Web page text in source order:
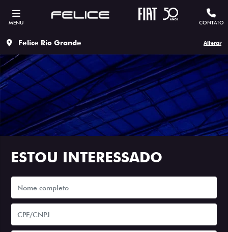
MENU CONTATO
Felice Rio Grande Alterar
ESTOU INTERESSADO